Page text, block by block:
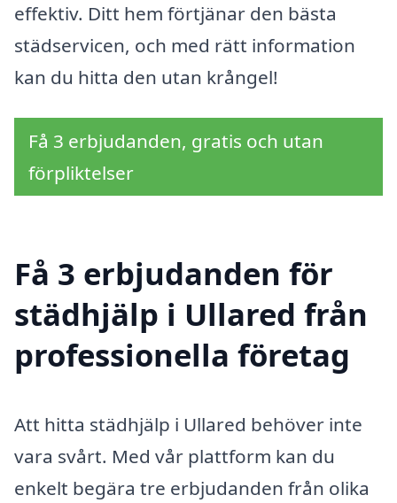
effektiv. Ditt hem förtjänar den bästa
städservicen, och med rätt information
kan du hitta den utan krångel!
Få 3 erbjudanden, gratis och utan
förpliktelser
Få 3 erbjudanden för
städhjälp i Ullared från
professionella företag
Att hitta städhjälp i Ullared behöver inte
vara svårt. Med vår plattform kan du
enkelt begära tre erbjudanden från olika